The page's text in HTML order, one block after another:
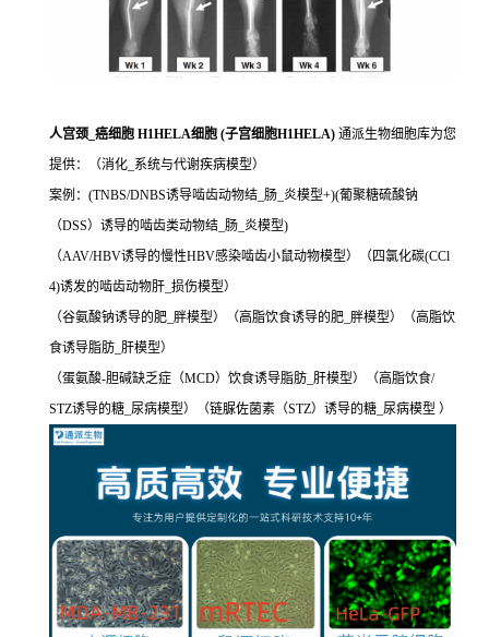
人宫颈_癌细胞 H1HELA细胞 (子宫细胞H1HELA) 通派生物细胞库为您
提供：（消化_系统与代谢疾病模型）
案例：(TNBS/DNBS诱导啮齿动物结_肠_炎模型+)(葡聚糖硫酸钠
（DSS）诱导的啮齿类动物结_肠_炎模型)
（AAV/HBV诱导的慢性HBV感染啮齿小鼠动物模型）（四氯化碳(CCl
4)诱发的啮齿动物肝_损伤模型）
（谷氨酸钠诱导的肥_胖模型）（高脂饮食诱导的肥_胖模型）（高脂饮
食诱导脂肪_肝模型）
（蛋氨酸-胆碱缺乏症（MCD）饮食诱导脂肪_肝模型）（高脂饮食/
STZ诱导的糖_尿病模型）（链脲佐菌素（STZ）诱导的糖_尿病模型 ）